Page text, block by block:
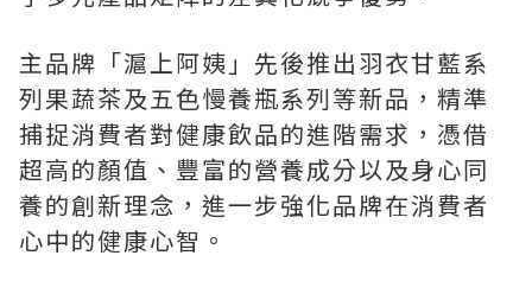
主品牌「滬上阿姨」先後推出羽衣甘藍系
列果蔬茶及五色慢養瓶系列等新品，精準
捕捉消費者對健康飲品的進階需求，憑借
超高的顏值、豐富的營養成分以及身心同
養的創新理念，進一步強化品牌在消費者
心中的健康心智。